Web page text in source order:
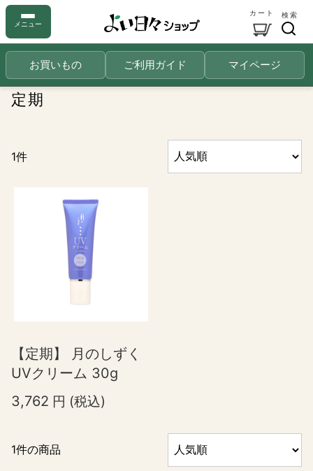
メニュー
カート 検索
お買いもの ご利用ガイド マイページ
定期
1件
【定期】 月のしずく
UVクリーム 30g
3,762 円 (税込)
1件の商品